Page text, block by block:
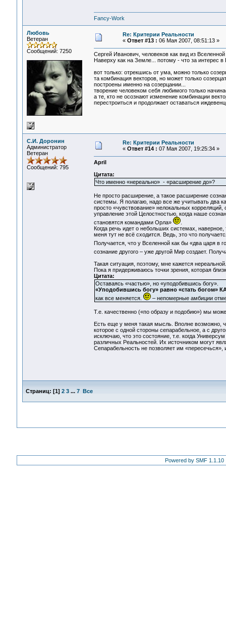
Fancy-Work
Любовь
Ветеран
Сообщений: 7250
Re: Критерии Реальности
« Ответ #13 : 06 Мая 2007, 08:51:13 »
Сергей Иванович, человеков как вид из
Наверху как на Земле... потому - что за интерес в
вот только: отрекшись от ума, можно только
та комбинация векторов, но может только
построены именно на созерцании...
творение человеком себя любимого только
а те, кто не осознают изменение комбинации
перестроиться и продолжает оставаться
С.И. Доронин
Администратор
Ветеран
Сообщений: 795
Re: Критерии Реальности
« Ответ #14 : 07 Мая 2007, 19:25:34 »
April
Цитата:
Что именно «нереально» - «расширение до»?
Не просто расширение, а такое расширение
системы. Я полагаю, надо все же учитывать два
просто «чувствование» нелокальных
управление этой Целостностью, когда наше
становятся командами Орла»
.
Когда речь идет о небольших системах,
меня тут не всё сходится. Ведь, это что
Получается, что у Вселенной как бы «два царя в
сознание другого – уже другой Мир создает.
Такая ситуация, поэтому, мне кажется
Пока я придерживаюсь точки зрения, которая
Цитата:
Оставаясь «частью», но «уподобившись богу».
«Уподобившись богу» равно «стать
как все меняется.
– непомерные амбиции
Т.е. качественно («по образу и подобию») мы
Есть еще у меня такая мысль. Вполне возможно,
которое с одной стороны сепарабельное, а с
исключаю, что это состояние, т.е. когда
различных Реальностей. Их источником могут
Сепарабельность не позволяет им
Страниц: [1] 2 3 ... 7 Все
Powered by SMF 1.1.10